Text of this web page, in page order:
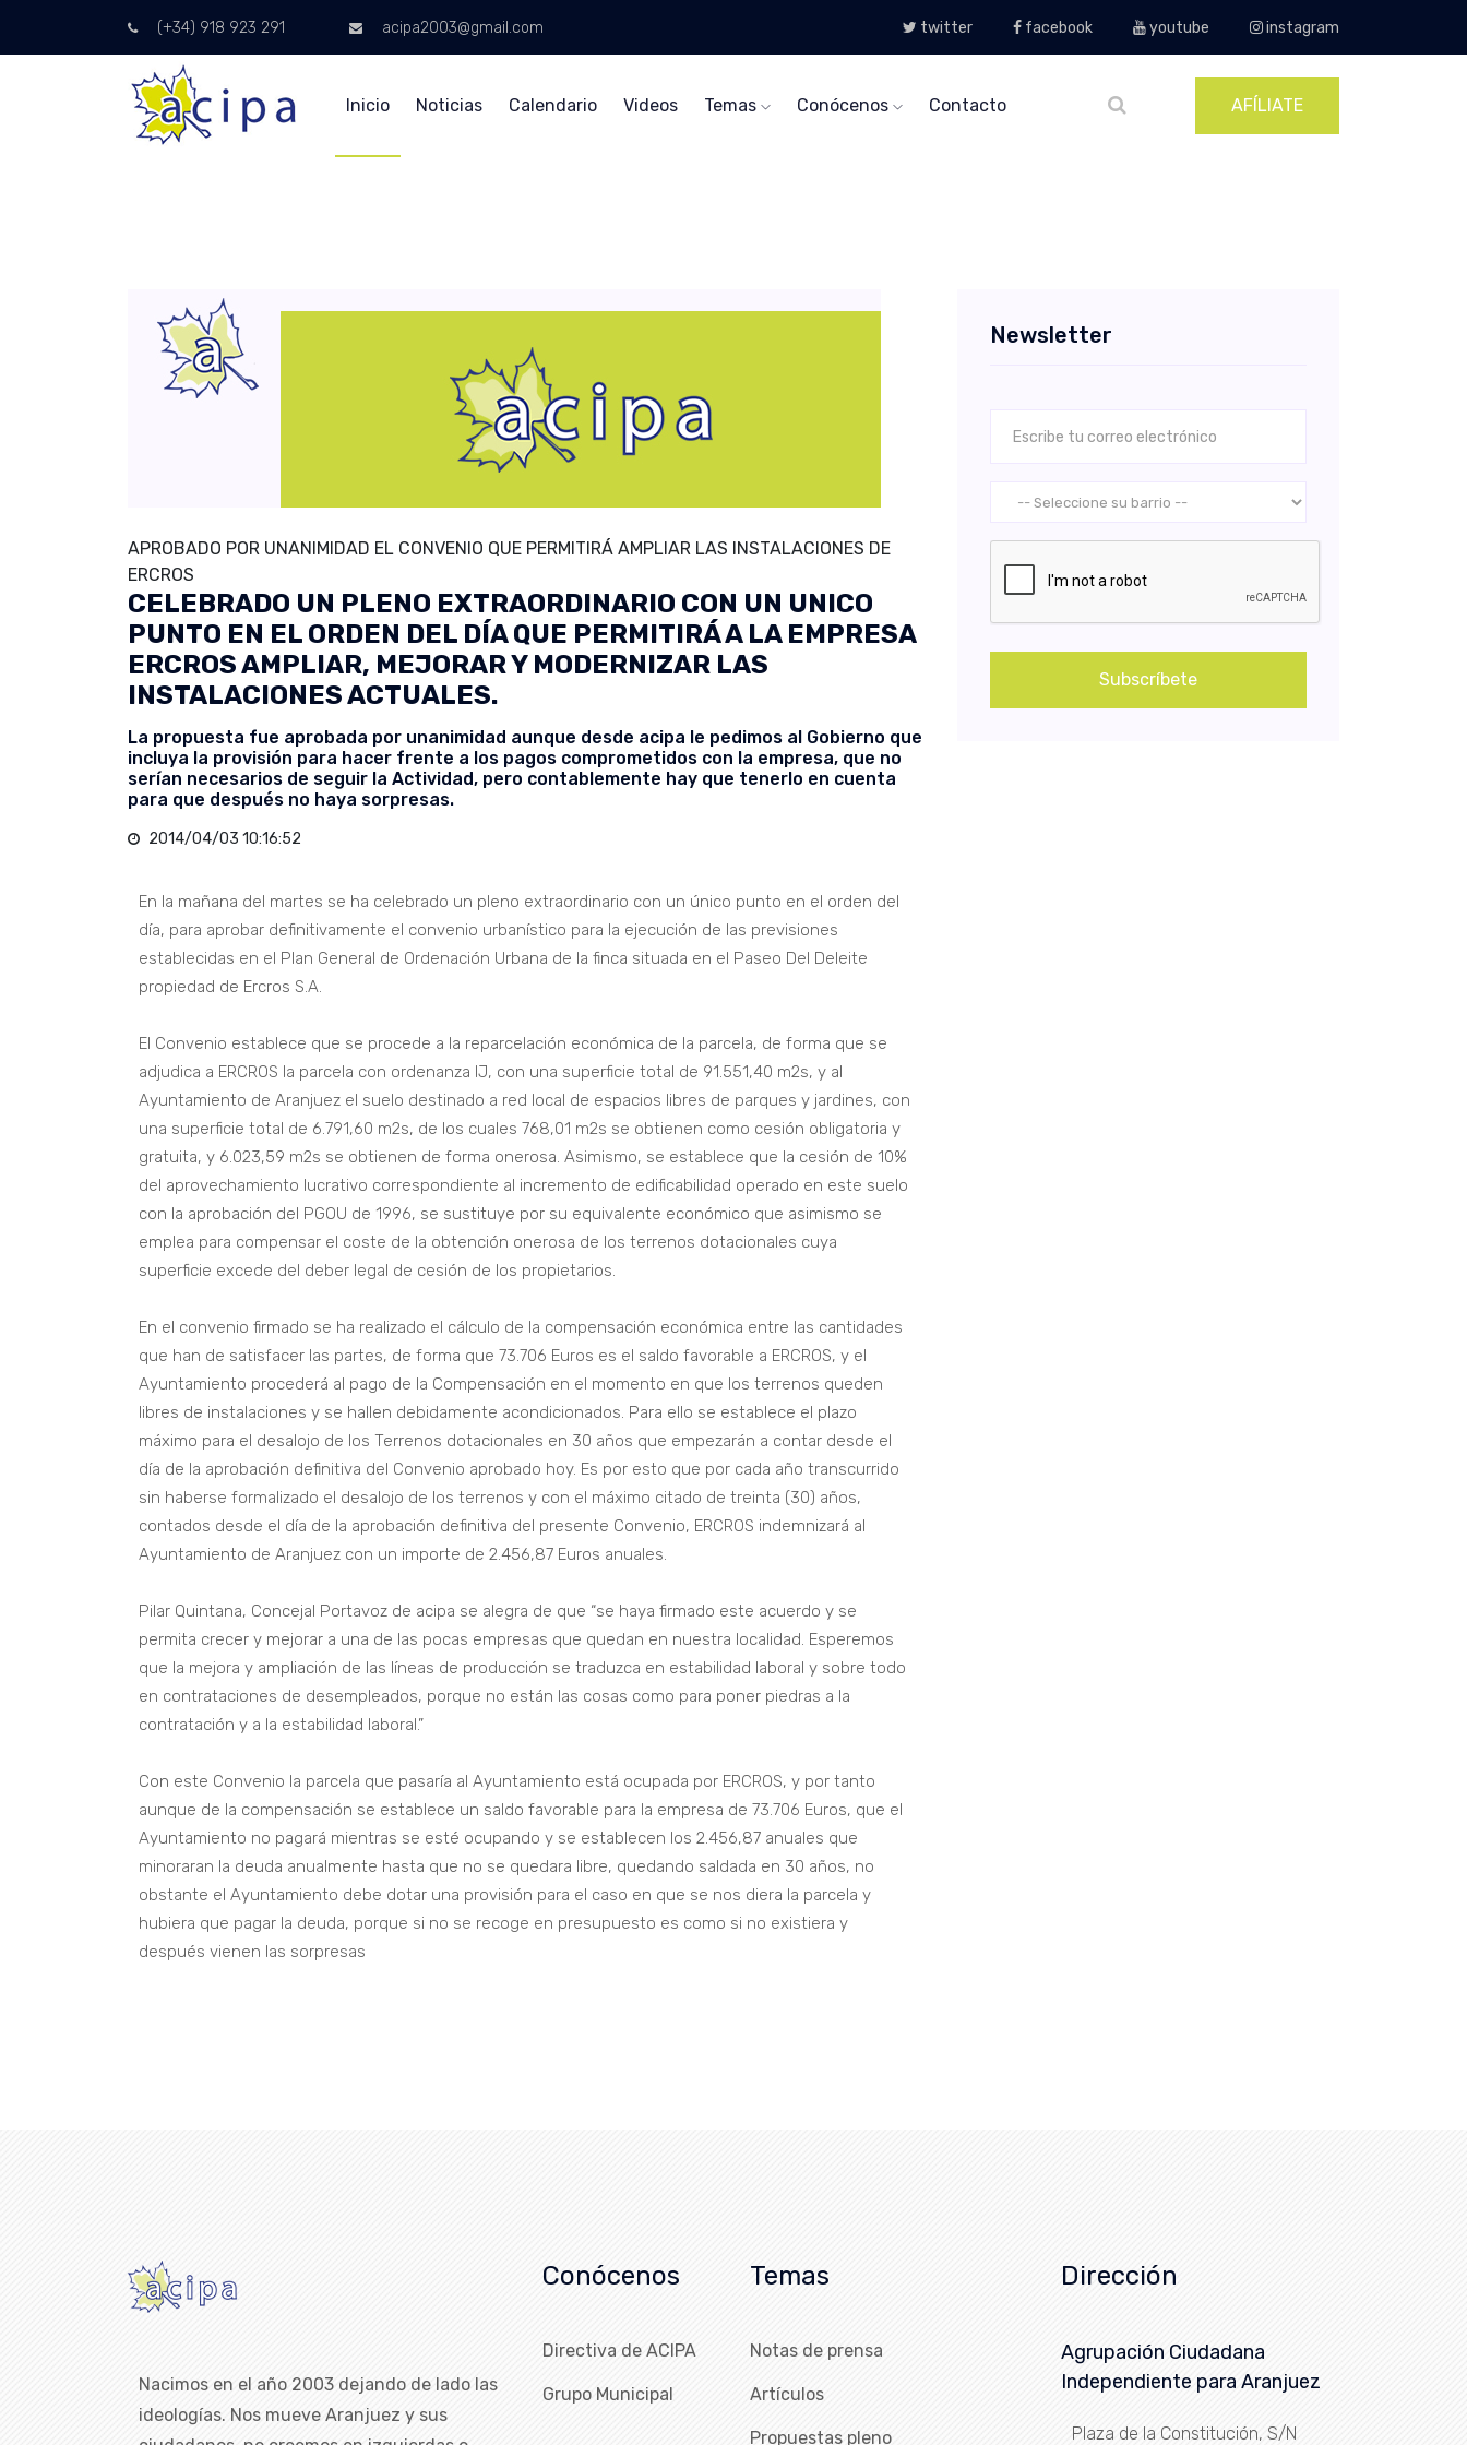
(+34) 918 923 291 acipa2003@gmail.com twitter facebook youtube instagram
Inicio Noticias Calendario Videos Temas Conócenos Contacto AFÍLIATE
APROBADO POR UNANIMIDAD EL CONVENIO QUE PERMITIRÁ AMPLIAR LAS INSTALACIONES DE
ERCROS
CELEBRADO UN PLENO EXTRAORDINARIO CON UN UNICO
PUNTO EN EL ORDEN DEL DÍA QUE PERMITIRÁ A LA EMPRESA
ERCROS AMPLIAR, MEJORAR Y MODERNIZAR LAS
INSTALACIONES ACTUALES.
La propuesta fue aprobada por unanimidad aunque desde acipa le pedimos al Gobierno que
incluya la provisión para hacer frente a los pagos comprometidos con la empresa, que no
serían necesarios de seguir la Actividad, pero contablemente hay que tenerlo en cuenta
para que después no haya sorpresas.
2014/04/03 10:16:52
En la mañana del martes se ha celebrado un pleno extraordinario con un único punto en el orden del
día, para aprobar definitivamente el convenio urbanístico para la ejecución de las previsiones
establecidas en el Plan General de Ordenación Urbana de la finca situada en el Paseo Del Deleite
propiedad de Ercros S.A.
El Convenio establece que se procede a la reparcelación económica de la parcela, de forma que se
adjudica a ERCROS la parcela con ordenanza IJ, con una superficie total de 91.551,40 m2s, y al
Ayuntamiento de Aranjuez el suelo destinado a red local de espacios libres de parques y jardines, con
una superficie total de 6.791,60 m2s, de los cuales 768,01 m2s se obtienen como cesión obligatoria y
gratuita, y 6.023,59 m2s se obtienen de forma onerosa. Asimismo, se establece que la cesión de 10%
del aprovechamiento lucrativo correspondiente al incremento de edificabilidad operado en este suelo
con la aprobación del PGOU de 1996, se sustituye por su equivalente económico que asimismo se
emplea para compensar el coste de la obtención onerosa de los terrenos dotacionales cuya
superficie excede del deber legal de cesión de los propietarios.
En el convenio firmado se ha realizado el cálculo de la compensación económica entre las cantidades
que han de satisfacer las partes, de forma que 73.706 Euros es el saldo favorable a ERCROS, y el
Ayuntamiento procederá al pago de la Compensación en el momento en que los terrenos queden
libres de instalaciones y se hallen debidamente acondicionados. Para ello se establece el plazo
máximo para el desalojo de los Terrenos dotacionales en 30 años que empezarán a contar desde el
día de la aprobación definitiva del Convenio aprobado hoy. Es por esto que por cada año transcurrido
sin haberse formalizado el desalojo de los terrenos y con el máximo citado de treinta (30) años,
contados desde el día de la aprobación definitiva del presente Convenio, ERCROS indemnizará al
Ayuntamiento de Aranjuez con un importe de 2.456,87 Euros anuales.
Pilar Quintana, Concejal Portavoz de acipa se alegra de que “se haya firmado este acuerdo y se
permita crecer y mejorar a una de las pocas empresas que quedan en nuestra localidad. Esperemos
que la mejora y ampliación de las líneas de producción se traduzca en estabilidad laboral y sobre todo
en contrataciones de desempleados, porque no están las cosas como para poner piedras a la
contratación y a la estabilidad laboral.”
Con este Convenio la parcela que pasaría al Ayuntamiento está ocupada por ERCROS, y por tanto
aunque de la compensación se establece un saldo favorable para la empresa de 73.706 Euros, que el
Ayuntamiento no pagará mientras se esté ocupando y se establecen los 2.456,87 anuales que
minoraran la deuda anualmente hasta que no se quedara libre, quedando saldada en 30 años, no
obstante el Ayuntamiento debe dotar una provisión para el caso en que se nos diera la parcela y
hubiera que pagar la deuda, porque si no se recoge en presupuesto es como si no existiera y
después vienen las sorpresas
Newsletter
Subscríbete
Nacimos en el año 2003 dejando de lado las
ideologías. Nos mueve Aranjuez y sus
Conócenos
Directiva de ACIPA
Grupo Municipal
Temas
Notas de prensa
Artículos
Propuestas pleno
Dirección
Agrupación Ciudadana
Independiente para Aranjuez
Plaza de la Constitución, S/N